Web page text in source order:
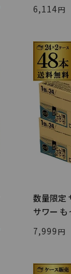
6,114
数量限定
サワー
7,999